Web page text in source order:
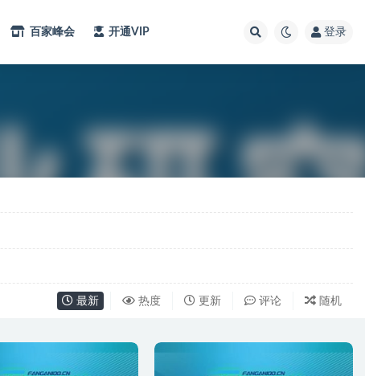
百家峰会 开通VIP 登录
最新 热度 更新 评论 随机